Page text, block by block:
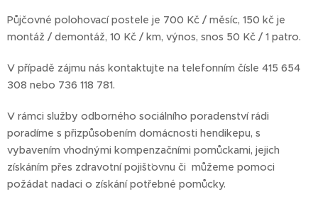
Půjčovné polohovací postele je 700 Kč / měsíc, 150 kč je
montáž / demontáž, 10 Kč / km, výnos, snos 50 Kč / 1 patro.
V případě zájmu nás kontaktujte na telefonním čísle 415 654
308 nebo 736 118 781.
V rámci služby odborného sociálního poradenství rádi
poradíme s přizpůsobením domácnosti hendikepu, s
vybavením vhodnými kompenzačními pomůckami, jejich
získáním přes zdravotní pojišťovnu či můžeme pomoci
požádat nadaci o získání potřebné pomůcky.